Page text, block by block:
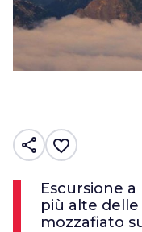
share favorite_border
Escursione
più alte
mozzafiato